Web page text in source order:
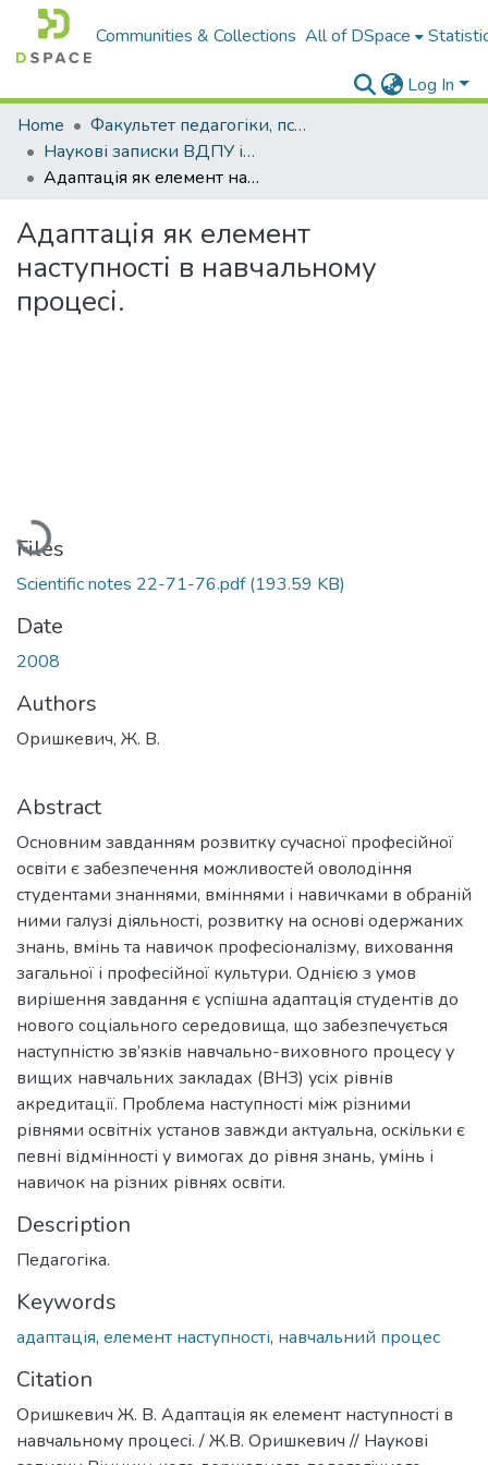
Communities & Collections All of DSpace
Log In
Home
Факультет педагогіки, психології і професійної освіти
Наукові записки ВДПУ ім. М. Коцюбинського. Серія "Педагогіка і психологія"
Адаптація як елемент наступності в навчальному процесі.
Адаптація як елемент
наступності в навчальному
процесі.
Loading...
Files
Scientific notes 22-71-76.pdf(193.59 KB)
Date
2008
Authors
Оришкевич, Ж. В.
Abstract
Основним завданням розвитку сучасної професійної
освіти є забезпечення можливостей оволодіння
студентами знаннями, вміннями і навичками в обраній
ними галузі діяльності, розвитку на основі одержаних
знань, вмінь та навичок професіоналізму, виховання
загальної і професійної культури. Однією з умов
вирішення завдання є успішна адаптація студентів до
нового соціального середовища, що забезпечується
наступністю зв’язків навчально-виховного процесу у
вищих навчальних закладах (ВНЗ) усіх рівнів
акредитації. Проблема наступності між різними
рівнями освітніх установ завжди актуальна, оскільки є
певні відмінності у вимогах до рівня знань, умінь і
навичок на різних рівнях освіти.
Description
Педагогіка.
Keywords
адаптація, елемент наступності, навчальний процес
Citation
Оришкевич Ж. В. Адаптація як елемент наступності в
навчальному процесі. / Ж.В. Оришкевич // Наукові